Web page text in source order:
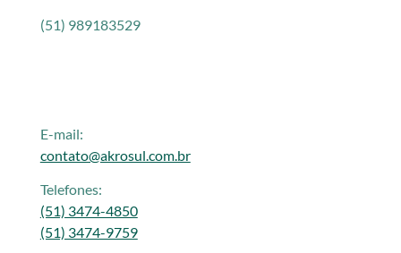
(51) 989183529
E-mail:
contato@akrosul.com.br
Telefones:
(51) 3474-4850
(51) 3474-9759